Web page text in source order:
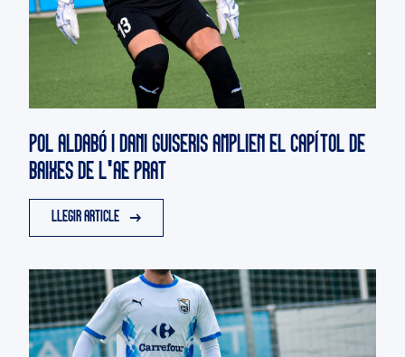
POL ALDABÓ I DANI GUISERIS AMPLIEN EL CAPÍTOL DE
BAIXES DE L'AE PRAT
LLEGIR ARTICLE